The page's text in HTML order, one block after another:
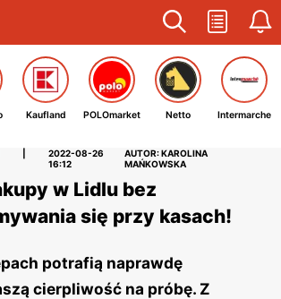
Kaufland POLOmarket Netto Intermarche
2022-08-26
16:12
AUTOR: KAROLINA
MAŃKOWSKA
w Lidlu bez
się przy kasach!
potrafią naprawdę
cierpliwość na próbę. Z